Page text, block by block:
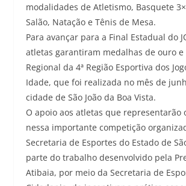
modalidades de Atletismo, Basquete
Salão, Natação e Tênis de Mesa.
Para avançar para a Final Estadual do
atletas garantiram medalhas de ouro e
Regional da 4ª Região Esportiva dos
Idade, que foi realizada no mês de
cidade de São João da Boa Vista.
O apoio aos atletas que representarão
nessa importante competição
Secretaria de Esportes do Estado de
parte do trabalho desenvolvido pela
Atibaia, por meio da Secretaria de